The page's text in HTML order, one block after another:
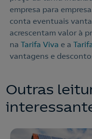
empresa para
conta eventuais
acrescentam valor à
na Tarifa Viva e a
vantagens e
Outras